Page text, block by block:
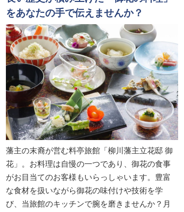
をあなたの手で伝えませんか？
藩主の末裔が営む料亭旅館「柳川藩主立花邸 御
花」。お料理は自慢の一つであり、御花の食事
がお目当てのお客様もいらっしゃいます。豊富
な食材を扱いながら御花の味付けや技術を学
び、当旅館のキッチンで腕を磨きませんか？月